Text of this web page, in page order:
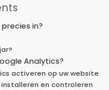
in?
Analytics?
activeren op uw website
en controleren